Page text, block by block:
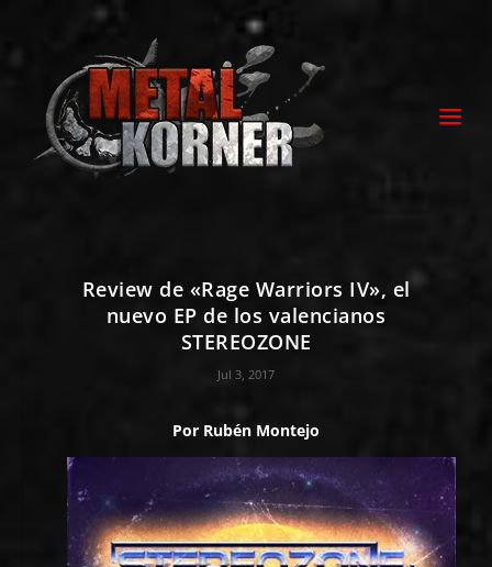
Review de «Rage Warriors IV», el
nuevo EP de los valencianos
STEREOZONE
Jul 3, 2017
Por Rubén Montejo